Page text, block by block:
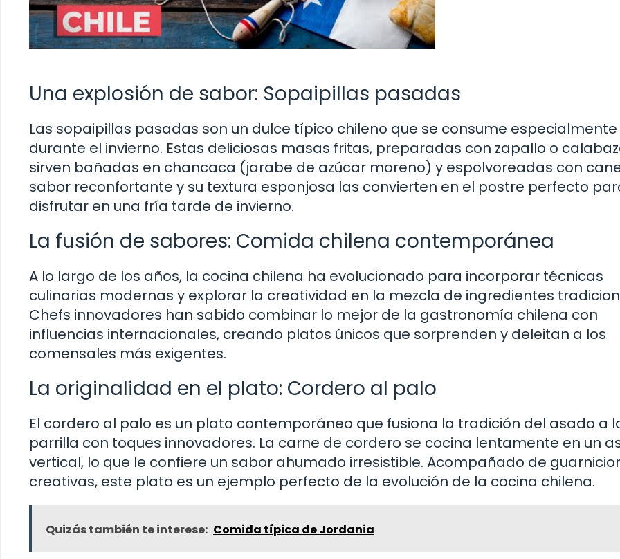
Una explosión de sabor: Sopaipillas pasadas
Las sopaipillas pasadas son un dulce típico chileno que se consume especialmente
durante el invierno. Estas deliciosas masas fritas, preparadas con zapallo o
sirven bañadas en chancaca (jarabe de azúcar moreno) y espolvoreadas con
sabor reconfortante y su textura esponjosa las convierten en el postre perfecto
disfrutar en una fría tarde de invierno.
La fusión de sabores: Comida chilena contemporánea
A lo largo de los años, la cocina chilena ha evolucionado para incorporar técnicas
culinarias modernas y explorar la creatividad en la mezcla de ingredientes
Chefs innovadores han sabido combinar lo mejor de la gastronomía chilena con
influencias internacionales, creando platos únicos que sorprenden y deleitan a los
comensales más exigentes.
La originalidad en el plato: Cordero al palo
El cordero al palo es un plato contemporáneo que fusiona la tradición del asado a
parrilla con toques innovadores. La carne de cordero se cocina lentamente en un
vertical, lo que le confiere un sabor ahumado irresistible. Acompañado de
creativas, este plato es un ejemplo perfecto de la evolución de la cocina chilena.
Quizás también te interese: Comida típica de Jordania